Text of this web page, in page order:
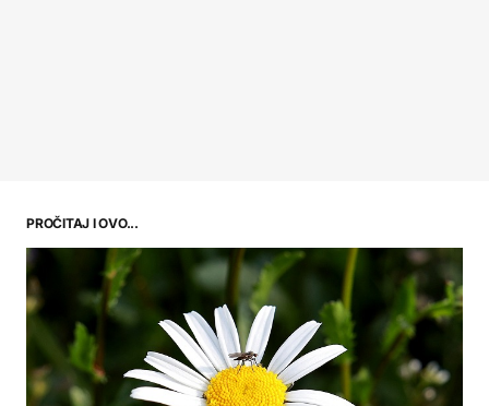
PROČITAJ I OVO...